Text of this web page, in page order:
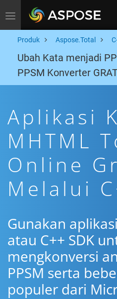
Toggle navigation
Produk Aspose.Total
Ubah Kata menjadi
PPSM Konverter
Aplikasi
MHTML
Online
Melalui
Gunakan
atau C++ SDK
mengkonversi
PPSM serta
populer dari